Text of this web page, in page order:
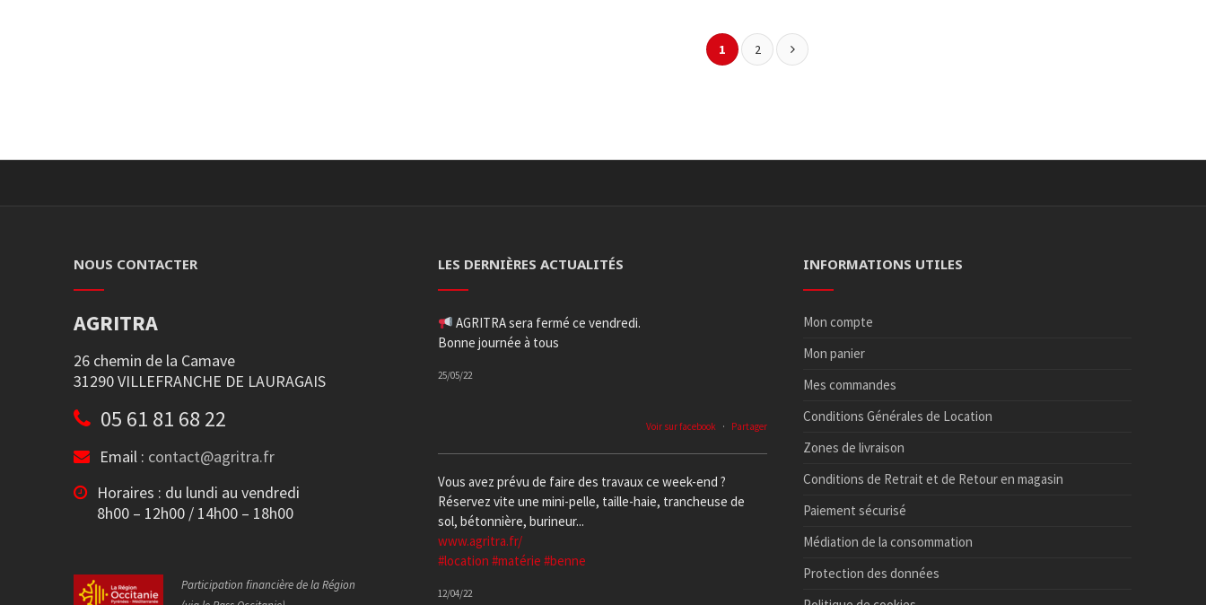
1 2
NOUS CONTACTER
AGRITRA
26 chemin de la Camave
31290 VILLEFRANCHE DE LAURAGAIS
05 61 81 68 22
Email : contact@agritra.fr
Horaires : du lundi au vendredi
8h00 – 12h00 / 14h00 – 18h00
Participation financière de la Région
LES DERNIÈRES ACTUALITÉS
AGRITRA sera fermé ce vendredi.
Bonne journée à tous
25/05/22
Voir sur facebook · Partager
Vous avez prévu de faire des travaux ce week-end ?
Réservez vite une mini-pelle, taille-haie, trancheuse de
sol, bétonnière, burineur...
www.agritra.fr/
#location #matérie #benne
12/04/22
INFORMATIONS UTILES
Mon compte
Mon panier
Mes commandes
Conditions Générales de Location
Zones de livraison
Conditions de Retrait et de Retour en magasin
Paiement sécurisé
Médiation de la consommation
Protection des données